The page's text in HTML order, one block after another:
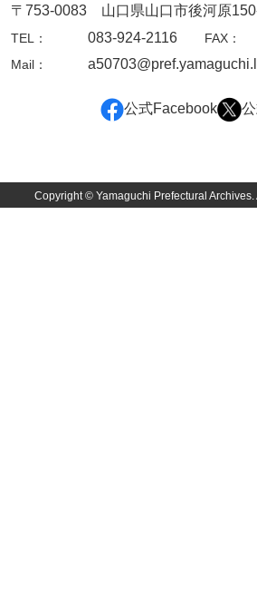
〒753-0083 山口県山口市後河原
TEL：
083-924-2116 FAX：
Mail：
公式Facebook
Copyright © Yamaguchi Prefectural